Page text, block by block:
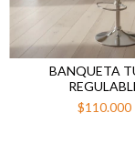
BANQUETA
$110.000